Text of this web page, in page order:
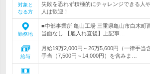
対象と
なる方
失敗を恐れず積極的にチャレンジできる人
人は歓迎！
勤務地
■中部事業所 亀山工場 三重県亀山市白木町
当面なし 【雇入れ直後】上記事…
給与
月給19万2,000円～26万5,600円（一律手
手当（7,500円～14,000円）を含みま…